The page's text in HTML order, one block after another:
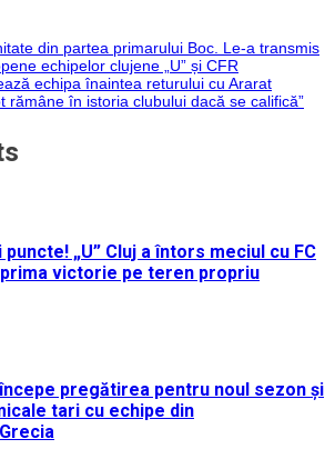
din partea primarului Boc. Le-a transmis
echipelor clujene „U” și CFR
echipa înaintea returului cu Ararat
rămâne în istoria clubului dacă se califică”
„U” Cluj a întors meciul cu FC
victorie pe teren propriu
pregătirea pentru noul sezon și
tari cu echipe din